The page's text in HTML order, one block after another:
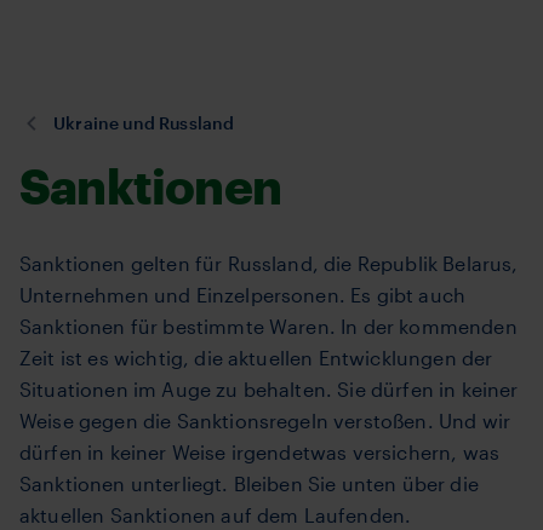
Sie
hier:
Ukraine und Russland
Sanktionen
Sanktionen gelten für Russland, die Republik Belarus,
Unternehmen und Einzelpersonen. Es gibt auch
Sanktionen für bestimmte Waren. In der kommenden
Zeit ist es wichtig, die aktuellen Entwicklungen der
Situationen im Auge zu behalten. Sie dürfen in keiner
Weise gegen die Sanktionsregeln verstoßen. Und wir
dürfen in keiner Weise irgendetwas versichern, was
Sanktionen unterliegt. Bleiben Sie unten über die
aktuellen Sanktionen auf dem Laufenden.